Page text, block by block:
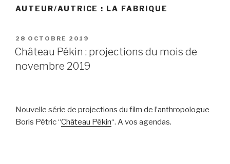
AUTEUR/AUTRICE : LA FABRIQUE
PUBLIÉ
LE
28 OCTOBRE 2019
Château Pékin : projections du mois de
novembre 2019
Nouvelle série de projections du film de l’anthropologue
Boris Pétric “Château Pékin“. A vos agendas.